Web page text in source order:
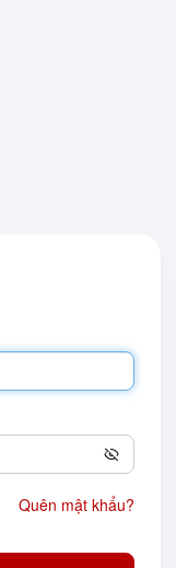
Quên mật khẩu?